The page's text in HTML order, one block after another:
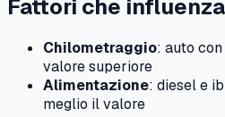
Fattori che
Chilometraggio: auto
valore superiore
Alimentazione: diesel e
meglio il valore